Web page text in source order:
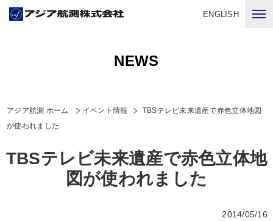
ENGLISH
NEWS
アジア航測 ホーム イベント情報
TBSテレビ未来遺産で赤色立体地図
が使われました
TBSテレビ未来遺産で赤色立体地
図が使われました
2014/05/16